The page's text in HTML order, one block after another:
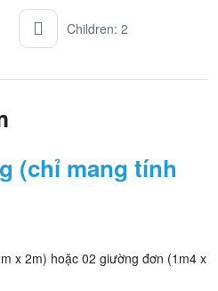
Children: 2
(chỉ mang tính
x 2m) hoặc 02 giường đơn (1m4 x